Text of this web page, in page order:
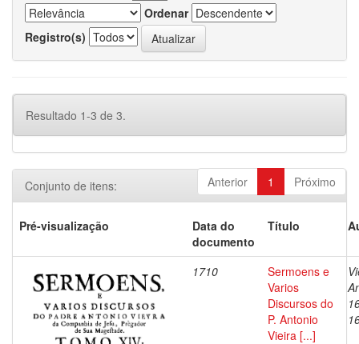
Ordenar
Registro(s)
Resultado 1-3 de 3.
Anterior 1 Próximo
Conjunto de itens:
Pré-visualização
Data do
documento
Título
1710
Sermoens e
Varios
Discursos do
P. Antonio
Vieira [...]